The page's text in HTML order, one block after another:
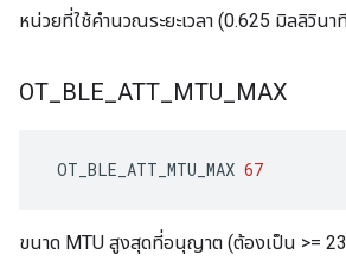
หน่วยที่ใช้คำนวณระยะเวลา (0.625 มิลลิวินา
OT BLE ATT MTU MAX
OT_BLE_ATT_MTU_MAX 67
ขนาด MTU สูงสุดที่อนุญาต (ต้องเป็น >=